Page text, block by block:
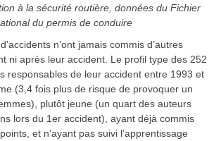
à la sécurité routière, données du Fichier
du permis de conduire
n’ont jamais commis d’autres
ni après leur accident. Le profil type des 252
responsables de leur accident entre 1993 et
(3,4 fois plus de risque de provoquer un
plutôt jeune (un quart des auteurs
lors du 1er accident), ayant déjà commis
et n’ayant pas suivi l’apprentissage